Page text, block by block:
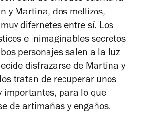
y Martina, dos mellizos,
difernetes entre sí. Los
e inimaginables secretos
personajes salen a la luz
disfrazarse de Martina y
tratan de recuperar unos
importantes, para lo que
de artimañas y engaños.